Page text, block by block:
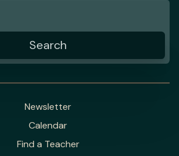
Newsletter
Calendar
Find a Teacher